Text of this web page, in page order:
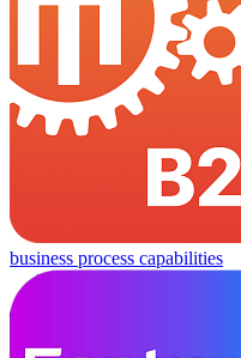
business process capabilities